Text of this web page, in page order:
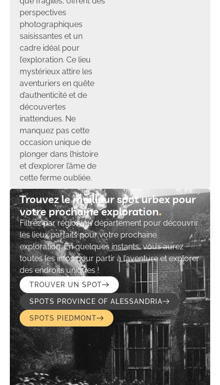
perspectives
photographiques
saisissantes et un
cadre idéal pour
l’exploration. Ce lieu
mystérieux attire les
aventuriers en quête
d’authenticité et de
découvertes
inattendues. Ne
manquez pas cette
occasion unique de
plonger dans l’histoire
et d’explorer l’âme de
cette ferme oubliée.
Trouvez le meilleur spot urbex pour
votre prochaine exploration​
Filtrez par région ou département pour découvrir
les lieux parfaits pour votre prochaine
exploration. En quelques instants, vous aurez
toutes les infos pour partir à l’aventure et explorer
des endroits uniques !
TROUVER UN SPOT
SPOTS PROVINCE OF ALESSANDRIA
SPOTS PIEDMONT